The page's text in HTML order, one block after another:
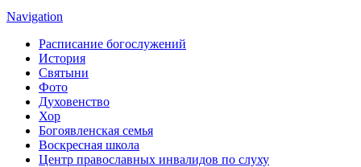
Navigation
Расписание богослужений
История
Святыни
Фото
Духовенство
Хор
Богоявленская семья
Воскресная школа
Центр православных инвалидов по слуху